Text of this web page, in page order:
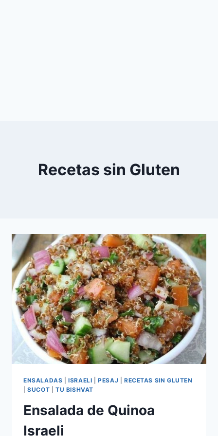
Recetas sin Gluten
ENSALADAS |ISRAELI |PESAJ
RECETAS SIN GLUTEN
|SUCOT TU BISHVAT
Ensalada de Quinoa
Israeli